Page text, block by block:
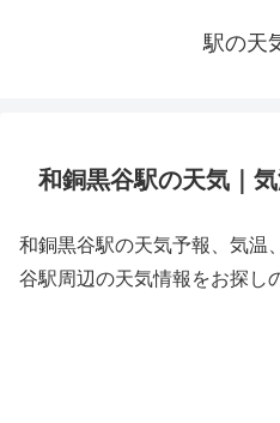
駅の天
和銅黒谷駅の天気｜
和銅黒谷駅の天気予報、気温
谷駅周辺の天気情報をお探し